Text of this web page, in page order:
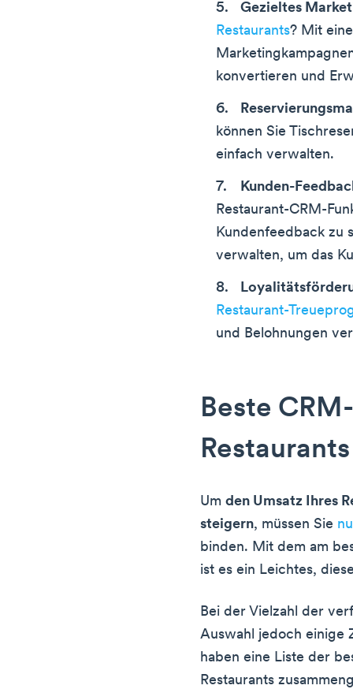
Gezieltes
Restaurants? Mit
konvertieren und
können Sie
einfach verwalten.
Kunden-
Restaurant-CRM-
Kundenfeedback zu
verwalten, um das
Restaurant-
und Belohnungen
Beste
Restaurants
Umden Umsatz Ihres
steigern, müssen Sie
binden. Mit dem am
ist es ein Leichtes,
Bei der Vielzahl der
Auswahl jedoch einige
haben eine Liste der
Restaurants